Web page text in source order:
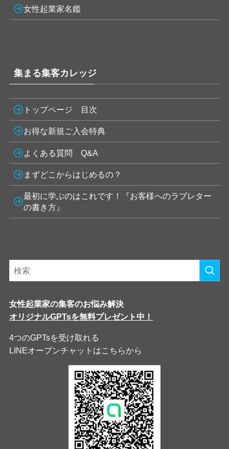
女性起業家名鑑
集まる集客カレッジ
トップページ 目次
お得な新規ご入会特典
よくある質問 Q&A
まずどこからはじめるの？
最初に学ぶのはこれです！『お客様へのラブレター
の書き方』
女性起業家の集客のお悩み解決
オリジナルGPTsを無料プレゼント中！
4つのGPTsを受け取れる
LINEオープンチャットはこちらから